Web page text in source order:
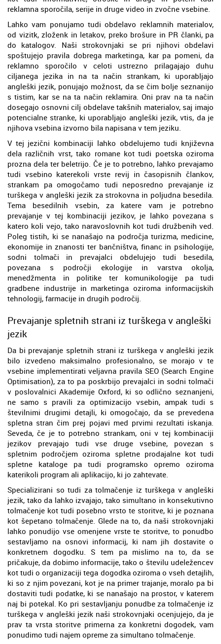
reklamna sporočila, serije in druge video in zvočne vsebine.
Lahko vam ponujamo tudi obdelavo reklamnih materialov,
od vizitk, zloženk in letakov, preko brošure in PR članki, pa
do katalogov. Naši strokovnjaki se pri njihovi obdelavi
spoštujejo pravila dobrega marketinga, kar pa pomeni, da
reklamno sporočilo v celoti ustrezno prilagajajo duhu
ciljanega jezika in na ta način strankam, ki uporabljajo
angleški jezik, ponujajo možnost, da se čim bolje seznanijo
s tistim, kar se na ta način reklamira. Oni prav na ta način
dosegajo osnovni cilj obdelave takšnih materialov, saj imajo
potencialne stranke, ki uporabljajo angleški jezik, vtis, da je
njihova vsebina izvorno bila napisana v tem jeziku.
V tej jezični kombinaciji lahko obdelujemo tudi književna
dela različnih vrst, tako romane kot tudi poetska oziroma
prozna dela ter beletrijo. Če je to potrebno, lahko prevajamo
tudi vsebino katerekoli vrste revij in časopisnih člankov,
strankam pa omogočamo tudi neposredno prevajanje iz
turškega v angleški jezik za strokovna in poljudna besedila.
Tema besedilnih vsebin, za katere vam je potrebno
prevajanje v tej kombinaciji jezikov, je lahko povezana s
katero koli vejo, tako naravoslovnih kot tudi družbenih ved.
Poleg tistih, ki se nanašajo na področja turizma, medicine,
ekonomije in znanosti ter bančništva, financ in psihologije,
sodni tolmači in prevajalci obdelujejo tudi besedila,
povezana s področji ekologije in varstva okolja,
menedžmenta in politike ter komunikologije pa tudi
gradbene industrije in marketinga oziroma informacijskih
tehnologij, farmacije in drugih področij.
Prevajanje spletnih strani iz turškega v angleški
jezik
Da bi prevajanje spletnih strani iz turškega v angleški jezik
bilo izvedeno maksimalno profesionalno, se morajo v te
vsebine implementirati veljavna pravila SEO (Search Engine
Optimisation), za to pa poskrbijo prevajalci in sodni tolmači
v poslovalnici Akademije Oxford, ki so odlično seznanjeni,
ne samo s pravili za optimizacijo vsebin, ampak tudi s
številnimi drugimi detajli, ki omogočajo, da se prevedena
spletna stran čim prej pojavi med prvimi rezultati iskanja.
Seveda, če je to potrebno strankam, oni v tej kombinaciji
jezikov prevajajo tudi vse druge vsebine, povezan s
spletnim področjem oziroma spletne prodajalne kot tudi
spletne kataloge pa tudi programsko opremo oziroma
katerikoli program ali aplikacijo, ki jo zahtevate.
Specializirani so tudi za tolmačenje iz turškega v angleški
jezik, tako da lahko izvajajo, tako simultano in konsekutivno
tolmačenje kot tudi posebno vrsto te storitve, ki je poznana
kot šepetano tolmačenje. Glede na to, da naši strokovnjaki
lahko ponudijo vse omenjene vrste te storitve, to ponudbo
sestavljamo na osnovi informacij, ki nam jih dostavite o
konkretnem dogodku. S tem pa mislimo na to, da se
pričakuje, da dobimo informacije, tako o številu udeležencev
kot tudi o organizaciji tega dogodka oziroma o vseh detajlih,
ki so z njim povezani, kot je na primer trajanje, moralo pa bi
dostaviti tudi podatke, ki se nanašajo na prostor, v katerem
naj bi potekal. Ko pri sestavljanju ponudbe za tolmačenje iz
turškega v angleški jezik naši strokovnjaki ocenjujejo, da je
prav ta vrsta storitve primerna za konkretni dogodek, vam
ponudimo tudi najem opreme za simultano tolmačenje.